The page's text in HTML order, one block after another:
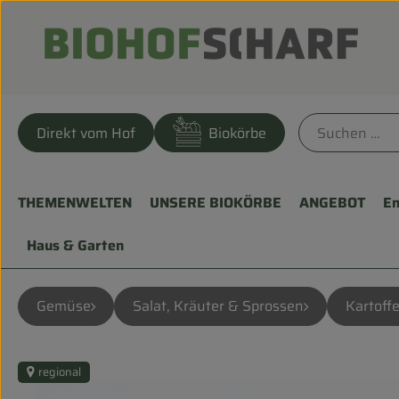
Direkt vom Hof Biokörbe
THEMENWELTEN UNSERE BIOKÖRBE ANGEBOT
Haus & Garten
Gemüse Salat, Kräuter & Sprossen
regional